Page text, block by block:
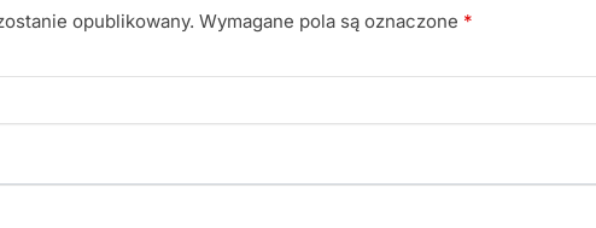
opublikowany. Wymagane pola są oznaczone *